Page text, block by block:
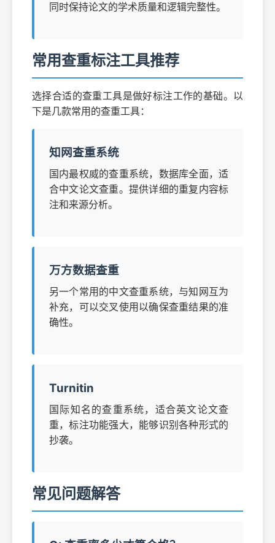
同时保持论文的学术质量和逻辑完整性。
常用查重标注工具推荐
选择合适的查重工具是做好标注工作的基础。以
下是几款常用的查重工具：
知网查重系统
国内最权威的查重系统，数据库全面，适
合中文论文查重。提供详细的重复内容标
注和来源分析。
万方数据查重
另一个常用的中文查重系统，与知网互为
补充，可以交叉使用以确保查重结果的准
确性。
Turnitin
国际知名的查重系统，适合英文论文查
重，标注功能强大，能够识别各种形式的
抄袭。
常见问题解答